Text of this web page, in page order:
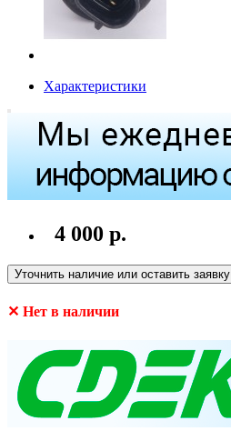
Характеристики
4 000 р.
Уточнить наличие или оставить заявку
✕ Нет в наличии